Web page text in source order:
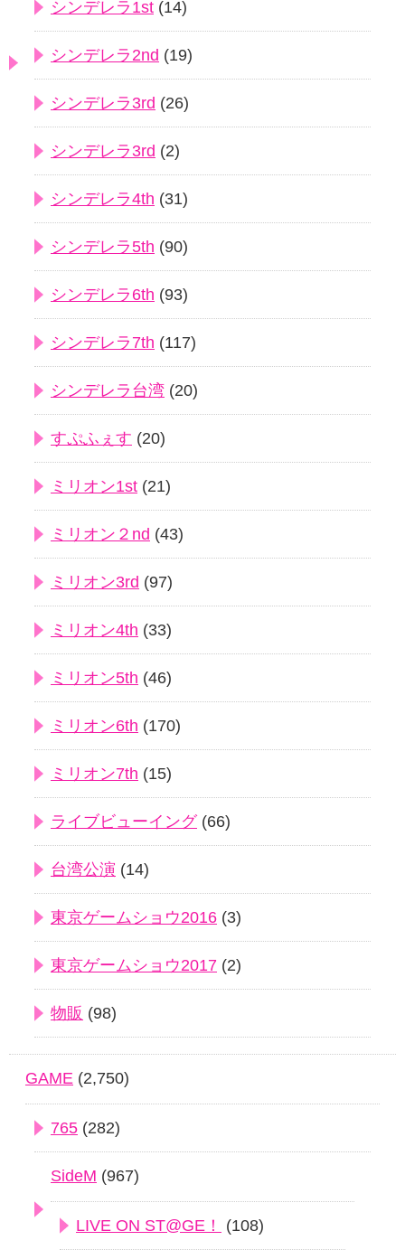
シンデレラ1st (14)
シンデレラ2nd (19)
シンデレラ3rd (26)
シンデレラ3rd (2)
シンデレラ4th (31)
シンデレラ5th (90)
シンデレラ6th (93)
シンデレラ7th (117)
シンデレラ台湾 (20)
すぷふぇす (20)
ミリオン1st (21)
ミリオン２nd (43)
ミリオン3rd (97)
ミリオン4th (33)
ミリオン5th (46)
ミリオン6th (170)
ミリオン7th (15)
ライブビューイング(66)
台湾公演 (14)
東京ゲームショウ2016 (3)
東京ゲームショウ2017 (2)
物販 (98)
GAME (2,750)
765 (282)
SideM (967)
LIVE ON ST@GE！ (108)